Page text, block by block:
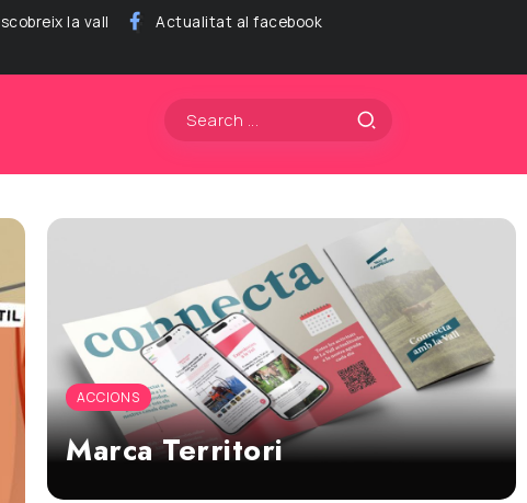
la vall Actualitat al facebook
ACCIONS
Marca Territori